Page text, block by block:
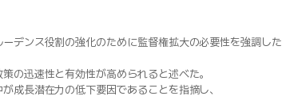
デンス役割の強化のために監督権拡大の必要性を強調した
の迅速性と有効性が高められると述べた。
成長潜在力の低下要因であることを指摘し、